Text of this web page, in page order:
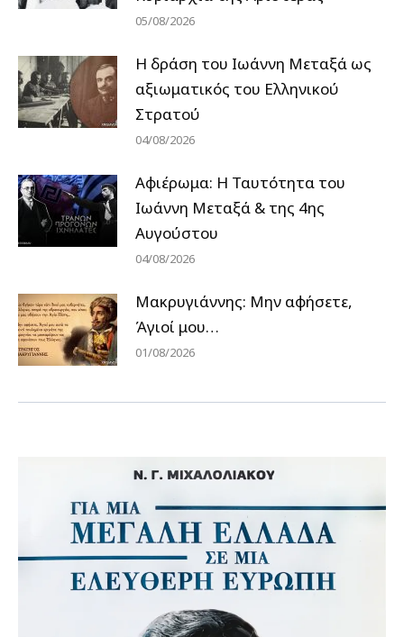
05/08/2026
H δράση του Ιωάννη Μεταξά ως
αξιωματικός του Ελληνικού
Στρατού
04/08/2026
Αφιέρωμα: Η Ταυτότητα του
Ιωάννη Μεταξά & της 4ης
Αυγούστου
04/08/2026
Μακρυγιάννης: Μην αφήσετε,
Άγιοί μου…
01/08/2026